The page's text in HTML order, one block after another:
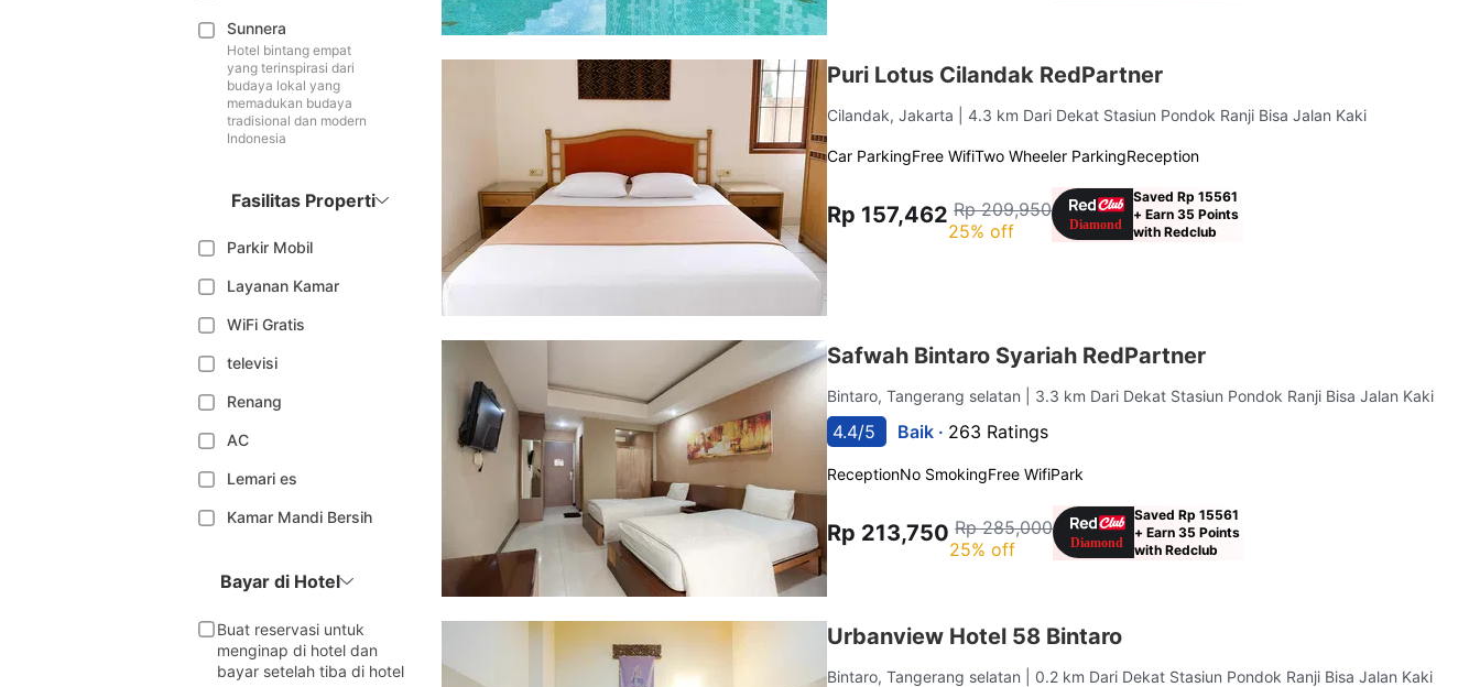
Sunnera
Hotel bintang empat
yang terinspirasi dari
budaya lokal yang
memadukan budaya
tradisional dan modern
Indonesia
Fasilitas Properti
Parkir Mobil
Layanan Kamar
WiFi Gratis
televisi
Renang
AC
Lemari es
Kamar Mandi Bersih
Bayar di Hotel
Buat reservasi untuk
menginap di hotel dan
bayar setelah tiba di hotel
Puri Lotus Cilandak RedPartner
Cilandak, Jakarta | 4.3 km Dari Dekat Stasiun Pondok Ranji Bisa Jalan Kaki
Car ParkingFree WifiTwo Wheeler ParkingReception
Rp 157,462 Rp 209,950
25% off
Saved Rp 15561
+ Earn 35 Points
with Redclub
Safwah Bintaro Syariah RedPartner
Bintaro, Tangerang selatan | 3.3 km Dari Dekat Stasiun Pondok Ranji Bisa Jalan Kaki
4.4/5 Baik · 263 Ratings
ReceptionNo SmokingFree WifiPark
Rp 213,750 Rp 285,000
25% off
Saved Rp 15561
+ Earn 35 Points
with Redclub
Urbanview Hotel 58 Bintaro
Bintaro, Tangerang selatan | 0.2 km Dari Dekat Stasiun Pondok Ranji Bisa Jalan Kaki